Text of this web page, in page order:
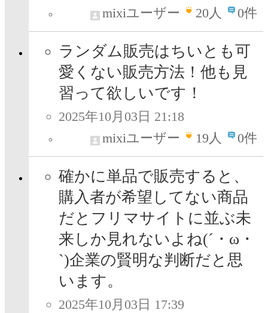
mixiユーザー
20人 0件
ランダム販売はちいとも可
愛くない販売方法！他も見
習って欲しいです！
2025年10月03日 21:18
mixiユーザー
19人 0件
確かに単品で販売すると、
購入者が希望してない商品
だとフリマサイトに並ぶ未
来しか見れないよね(´・ω・
`)企業の賢明な判断だと思
います。
2025年10月03日 17:39